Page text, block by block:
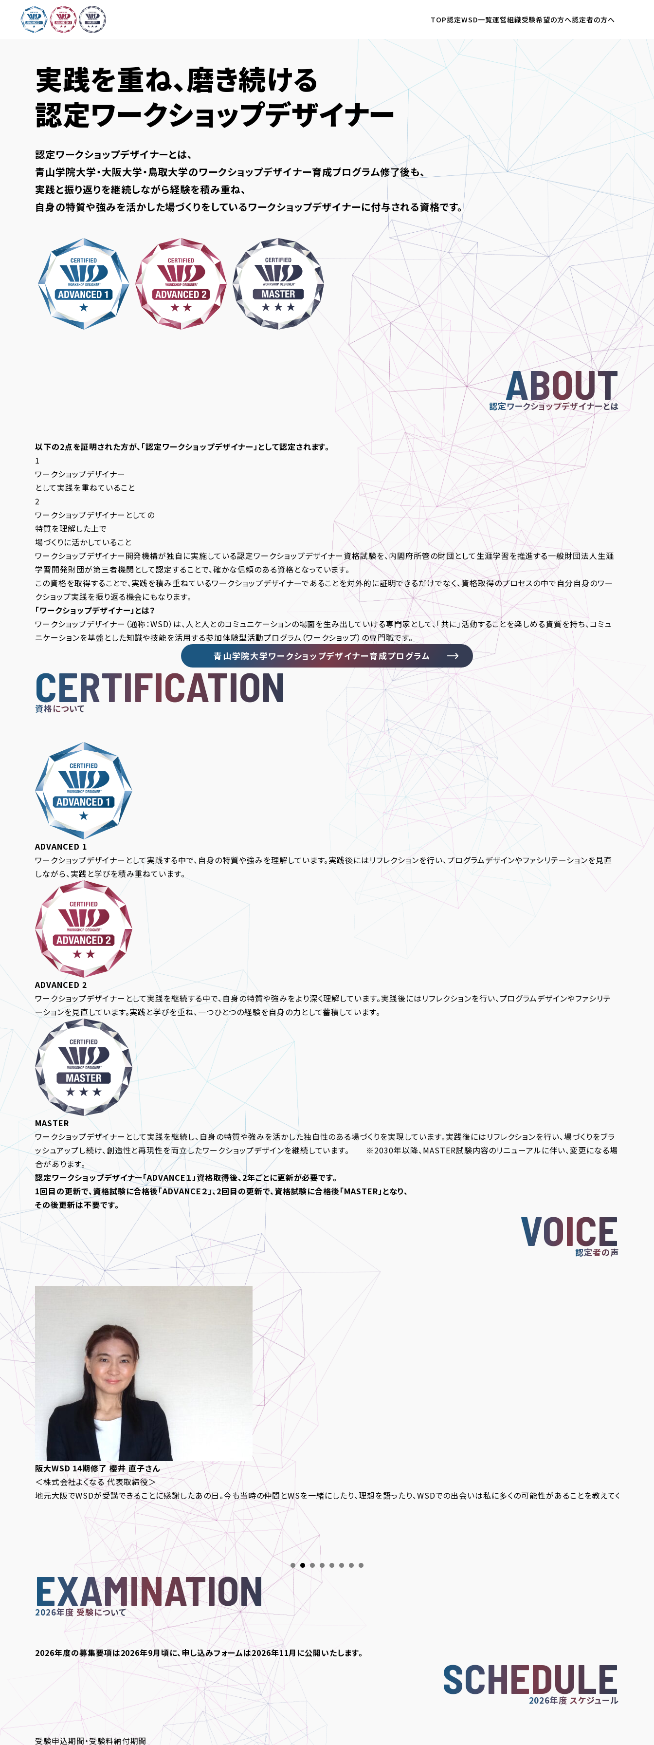
TOP認定WSD一覧運営組織受験希望の方へ認定者の方へ
実践を重ね、磨き続ける
認定ワークショップデザイナー
認定ワークショップデザイナーとは、
青山学院大学・大阪大学・鳥取大学のワークショップデザイナー育成プログラム修了後も、
実践と振り返りを継続しながら経験を積み重ね、
自身の特質や強みを活かした場づくりをしているワークショップデザイナーに付与される資格です。
ABOUT
認定ワークショップデザイナーとは
以下の2点を証明された方が、 「認定ワークショップデザイナー」として認定されます。
1
ワークショップデザイナー
として実践を重ねていること
2
ワークショップデザイナーとしての
特質を理解した上で
場づくりに活かしていること
ワークショップデザイナー開発機構が独自に実施している認定ワークショップデザイナー資格試験を、内閣府所管の財団として生涯学習を推進する一般財団法人生涯
学習開発財団が第三者機関として認定することで、確かな信頼のある資格となっています。
この資格を取得することで、実践を積み重ねているワークショップデザイナーであることを対外的に証明できるだけでなく、資格取得のプロセスの中で自分自身のワー
クショップ実践を振り返る機会にもなります。
「ワークショップデザイナー」とは？
ワークショップデザイナー（通称：WSD）は、人と人とのコミュニケーションの場面を生み出していける専門家として、「共に」活動することを楽しめる資質を持ち、コミュ
ニケーションを基盤とした知識や技能を活用する参加体験型活動プログラム（ワークショップ）の専門職です。
青山学院大学ワークショップデザイナー育成プログラム
CERTIFICATION
資格について
ADVANCED 1
ワークショップデザイナーとして実践する中で、自身の特質や強みを理解しています。実践後にはリフレクションを行い、プログラムデザインやファシリテーションを見直
しながら、実践と学びを積み重ねています。
ADVANCED 2
ワークショップデザイナーとして実践を継続する中で、自身の特質や強みをより深く理解しています。実践後にはリフレクションを行い、プログラムデザインやファシリテ
ーションを見直しています。実践と学びを重ね、一つひとつの経験を自身の力として蓄積しています。
MASTER
ワークショップデザイナーとして実践を継続し、自身の特質や強みを活かした独自性のある場づくりを実現しています。実践後にはリフレクションを行い、場づくりをブラ
ッシュアップし続け、創造性と再現性を両立したワークショップデザインを継続しています。 ※2030年以降、MASTER試験内容のリニューアルに伴い、変更になる場
合があります。
認定ワークショップデザイナー「ADVANCE１」資格取得後、2年ごとに更新が必要です。
1回目の更新で、資格試験に合格後「ADVANCE２」、2回目の更新で、資格試験に合格後「MASTER」となり、
その後更新は不要です。
VOICE
認定者の声
阪大WSD 14期修了 櫻井 直子さん
＜株式会社よくなる 代表取締役＞
地元大阪でWSDが受講できることに感謝したあの日。今も当時の仲間とWSを一緒にしたり、理想を語ったり、WSDでの出会いは私に多くの可能性があることを教えてくれま
EXAMINATION
2026年度 受験について
2026年度の募集要項は2026年9月頃に、申し込みフォームは2026年11月に公開いたします。
SCHEDULE
2026年度 スケジュール
受験申込期間・受験料納付期間